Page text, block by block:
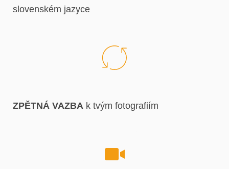
slovenském jazyce
ZPĚTNÁ VAZBA k tvým fotografiím